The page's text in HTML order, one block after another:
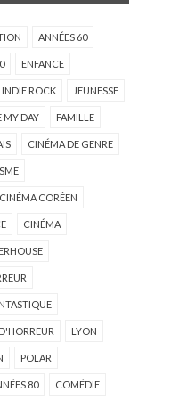
ANNÉES 60
ENFANCE
INDIE ROCK JEUNESSE
MY DAY FAMILLE
CINÉMA DE GENRE
CINÉMA CORÉEN
CINÉMA
LYON
POLAR
80 COMÉDIE